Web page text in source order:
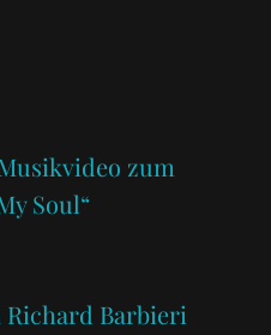
zum
Soul“
Richard Barbieri